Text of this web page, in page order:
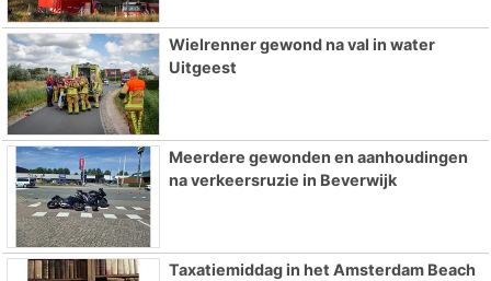
Wielrenner gewond na val in water
Uitgeest
Meerdere gewonden en aanhoudingen
na verkeersruzie in Beverwijk
Taxatiemiddag in het Amsterdam Beach